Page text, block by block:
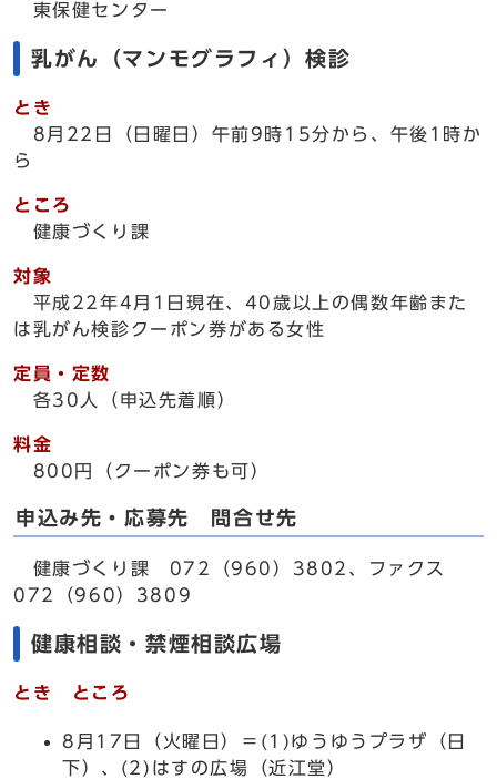
東保健センター
乳がん（マンモグラフィ）検診
とき
8月22日（日曜日）午前9時15分から、午後1時か
ら
ところ
健康づくり課
対象
平成22年4月1日現在、40歳以上の偶数年齢また
は乳がん検診クーポン券がある女性
定員・定数
各30人（申込先着順）
料金
800円（クーポン券も可）
申込み先・応募先 問合せ先
健康づくり課 072（960）3802、ファクス
072（960）3809
健康相談・禁煙相談広場
とき ところ
8月17日（火曜日）＝(1)ゆうゆうプラザ（日
下）、(2)はすの広場（近江堂）